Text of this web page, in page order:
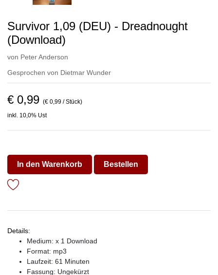
Survivor 1,09 (DEU) - Dreadnought
(Download)
von Peter Anderson
Gesprochen von Dietmar Wunder
€ 0,99 (€ 0,99 / Stück)
inkl. 10,0% Ust
In den Warenkorb Bestellen
Details:
Medium: x 1 Download
Format: mp3
Laufzeit: 61 Minuten
Fassung: Ungekürzt